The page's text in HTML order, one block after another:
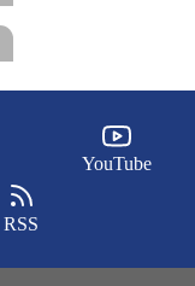
YouTube
RSS